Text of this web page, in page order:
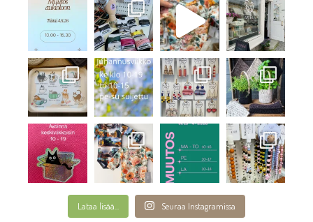
Lataa lisää... Seuraa Instagramissa